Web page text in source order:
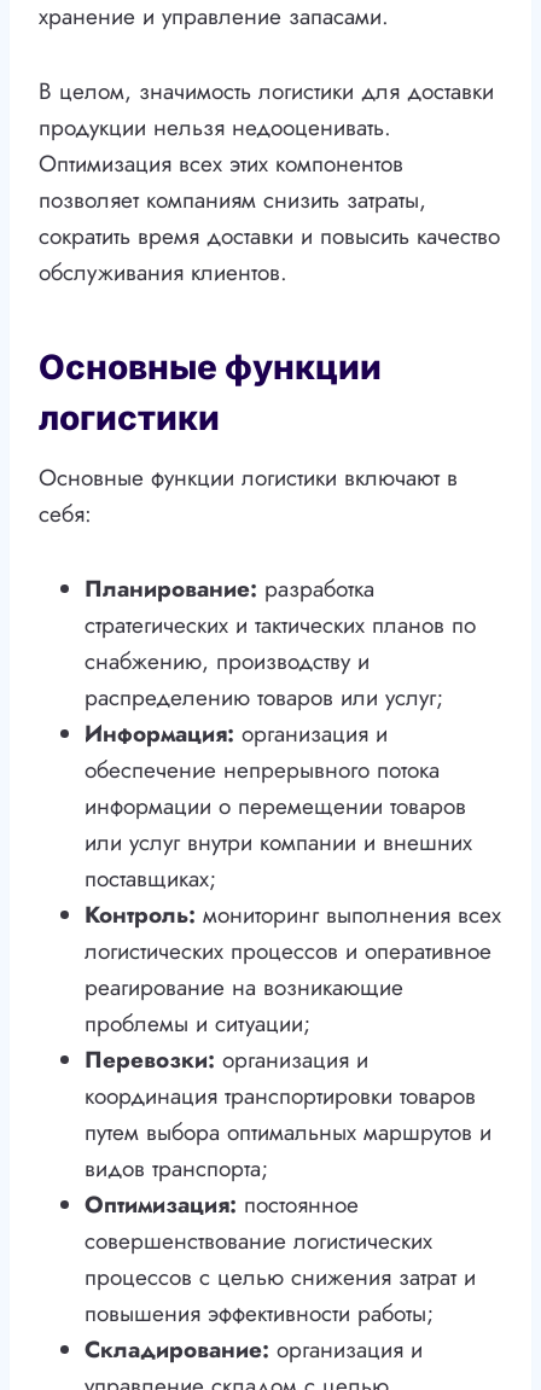
хранение и управление запасами.
В целом, значимость логистики для доставки
продукции нельзя недооценивать.
Оптимизация всех этих компонентов
позволяет компаниям снизить затраты,
сократить время доставки и повысить качество
обслуживания клиентов.
Основные функции
логистики
Основные функции логистики включают в
себя:
Планирование: разработка
стратегических и тактических планов по
снабжению, производству и
распределению товаров или услуг;
Информация: организация и
обеспечение непрерывного потока
информации о перемещении товаров
или услуг внутри компании и внешних
поставщиках;
Контроль: мониторинг выполнения всех
логистических процессов и оперативное
реагирование на возникающие
проблемы и ситуации;
Перевозки: организация и
координация транспортировки товаров
путем выбора оптимальных маршрутов и
видов транспорта;
Оптимизация: постоянное
совершенствование логистических
процессов с целью снижения затрат и
повышения эффективности работы;
Складирование: организация и